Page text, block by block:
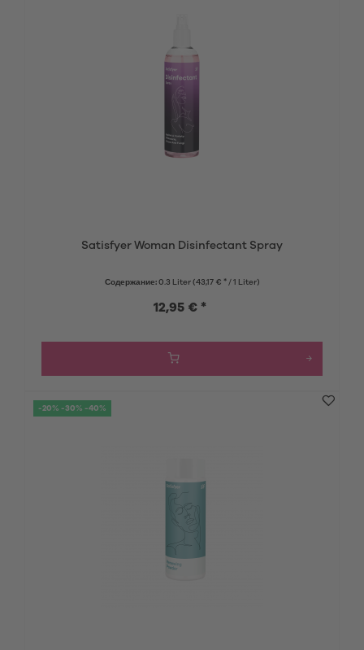
Satisfyer Woman Disinfectant Spray
Содержание: 0.3 Liter (43,17 € * / 1 Liter)
12,95 € *
-20% -30% -40%